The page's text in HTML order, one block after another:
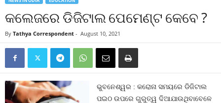
କଲେଜରେ ଡିଜିଟାଲ ପେମେଣ୍ଟ କେବେ ?
By Tathya Correspondent - August 10, 2021
ଭୁବନେଶ୍ୱର : କରୋନା ସମୟରେ ଡିଜିଟାଲ
ପଇଠ ଉପରେ ଗୁରୁତ୍ୱ ଦିଆଯାଉଥିବାବେଳେ